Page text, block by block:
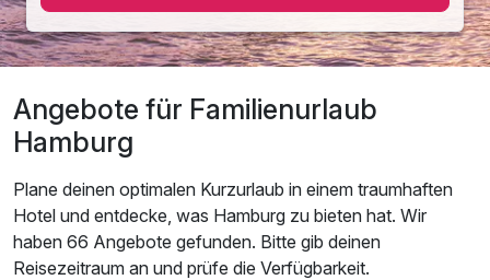
Angebote für Familienurlaub
Hamburg
Plane deinen optimalen Kurzurlaub in einem traumhaften
Hotel und entdecke, was Hamburg zu bieten hat. Wir
haben 66 Angebote gefunden. Bitte gib deinen
Reisezeitraum an und prüfe die Verfügbarkeit.